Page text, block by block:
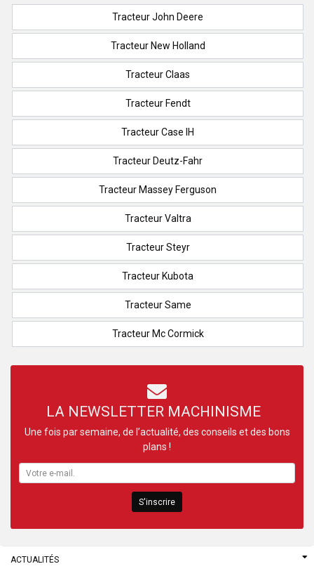
Tracteur John Deere
Tracteur New Holland
Tracteur Claas
Tracteur Fendt
Tracteur Case IH
Tracteur Deutz-Fahr
Tracteur Massey Ferguson
Tracteur Valtra
Tracteur Steyr
Tracteur Kubota
Tracteur Same
Tracteur Mc Cormick
LA NEWSLETTER MACHINISME
Une fois par semaine, de l’actualité, des conseils et des bons
plans !
S'inscrire
ACTUALITÉS